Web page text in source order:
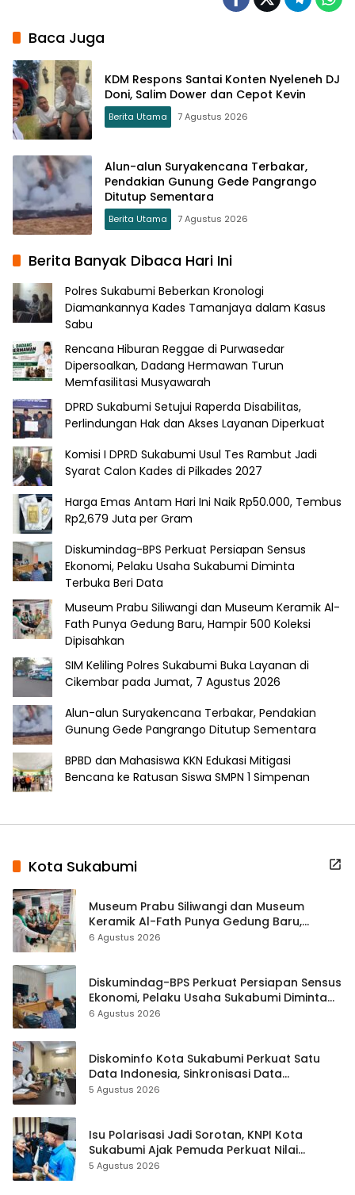
Baca Juga
KDM Respons Santai Konten Nyeleneh DJ
Doni, Salim Dower dan Cepot Kevin
Berita Utama 7 Agustus 2026
Alun-alun Suryakencana Terbakar,
Pendakian Gunung Gede Pangrango
Ditutup Sementara
Berita Utama 7 Agustus 2026
Berita Banyak Dibaca Hari Ini
Polres Sukabumi Beberkan Kronologi
Diamankannya Kades Tamanjaya dalam Kasus
Sabu
Rencana Hiburan Reggae di Purwasedar
Dipersoalkan, Dadang Hermawan Turun
Memfasilitasi Musyawarah
DPRD Sukabumi Setujui Raperda Disabilitas,
Perlindungan Hak dan Akses Layanan Diperkuat
Komisi I DPRD Sukabumi Usul Tes Rambut Jadi
Syarat Calon Kades di Pilkades 2027
Harga Emas Antam Hari Ini Naik Rp50.000, Tembus
Rp2,679 Juta per Gram
Diskumindag-BPS Perkuat Persiapan Sensus
Ekonomi, Pelaku Usaha Sukabumi Diminta
Terbuka Beri Data
Museum Prabu Siliwangi dan Museum Keramik Al-
Fath Punya Gedung Baru, Hampir 500 Koleksi
Dipisahkan
SIM Keliling Polres Sukabumi Buka Layanan di
Cikembar pada Jumat, 7 Agustus 2026
Alun-alun Suryakencana Terbakar, Pendakian
Gunung Gede Pangrango Ditutup Sementara
BPBD dan Mahasiswa KKN Edukasi Mitigasi
Bencana ke Ratusan Siswa SMPN 1 Simpenan
Kota Sukabumi
Museum Prabu Siliwangi dan Museum
Keramik Al-Fath Punya Gedung Baru,
Hampir 500 Koleksi Dipisahkan
6 Agustus 2026
Diskumindag-BPS Perkuat Persiapan Sensus
Ekonomi, Pelaku Usaha Sukabumi Diminta
Terbuka Beri Data
6 Agustus 2026
Diskominfo Kota Sukabumi Perkuat Satu
Data Indonesia, Sinkronisasi Data
Kewilayahan Dikebut
5 Agustus 2026
Isu Polarisasi Jadi Sorotan, KNPI Kota
Sukabumi Ajak Pemuda Perkuat Nilai
Kebangsaan
5 Agustus 2026